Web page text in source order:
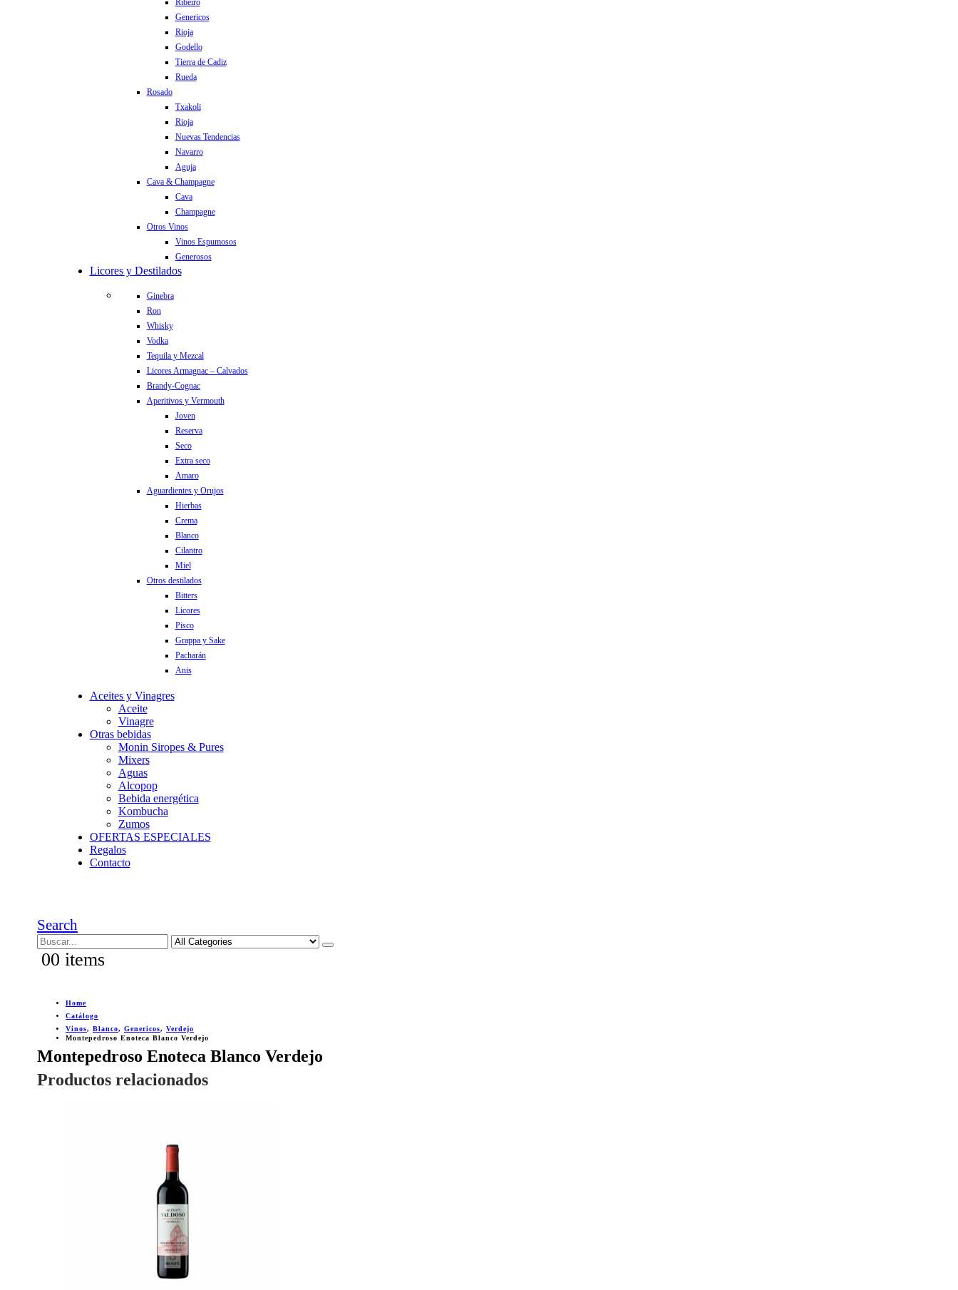
Ribeiro
Genericos
Rioja
Godello
Tierra de Cadiz
Rueda
Rosado
Txakoli
Rioja
Nuevas Tendencias
Navarro
Aguja
Cava & Champagne
Cava
Champagne
Otros Vinos
Vinos Espumosos
Generosos
Licores y Destilados
Ginebra
Ron
Whisky
Vodka
Tequila y Mezcal
Licores Armagnac – Calvados
Brandy-Cognac
Aperitivos y Vermouth
Joven
Reserva
Seco
Extra seco
Amaro
Aguardientes y Orujos
Hierbas
Crema
Blanco
Cilantro
Miel
Otros destilados
Bitters
Licores
Pisco
Grappa y Sake
Pacharán
Anis
Aceites y Vinagres
Aceite
Vinagre
Otras bebidas
Monin Siropes & Pures
Mixers
Aguas
Alcopop
Bebida energética
Kombucha
Zumos
OFERTAS ESPECIALES
Regalos
Contacto
Search
00 items
Home
Catálogo
Vinos, Blanco, Genericos, Verdejo
Montepedroso Enoteca Blanco Verdejo
Montepedroso Enoteca Blanco Verdejo
Productos relacionados